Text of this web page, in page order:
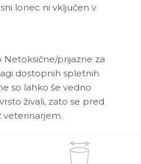
lonec ni vključen v
Netoksične/prijazne za
dostopnih spletnih
so lahko še vedno
živali, zato se pred